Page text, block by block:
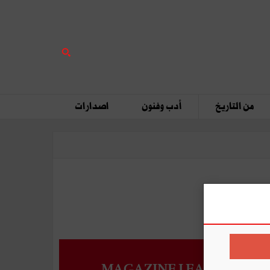
من التاريخ أدب وفنون اصدارات